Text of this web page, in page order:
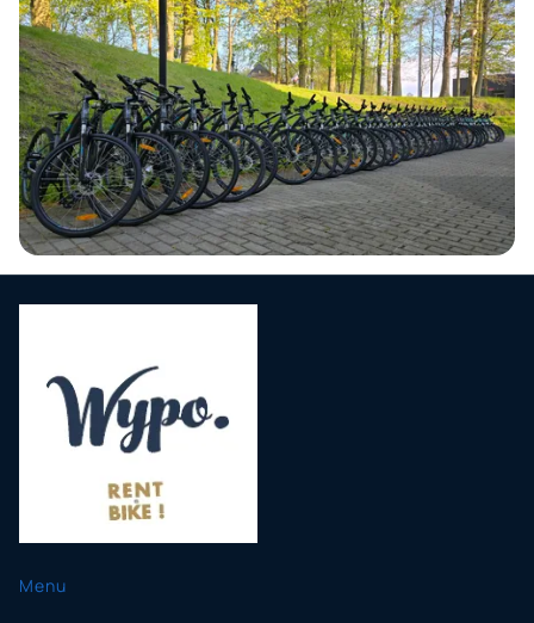
Menu